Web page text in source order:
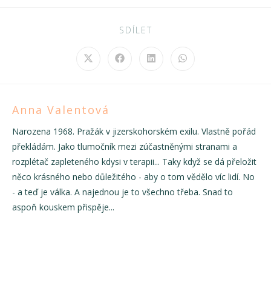
SDÍLET
Anna Valentová
Narozena 1968. Pražák v jizerskohorském exilu. Vlastně pořád
překládám. Jako tlumočník mezi zúčastněnými stranami a
rozplétač zapleteného kdysi v terapii... Taky když se dá přeložit
něco krásného nebo důležitého - aby o tom vědělo víc lidí. No
- a teď je válka. A najednou je to všechno třeba. Snad to
aspoň kouskem přispěje...